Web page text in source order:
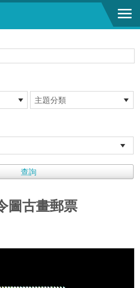
圖古畫郵票